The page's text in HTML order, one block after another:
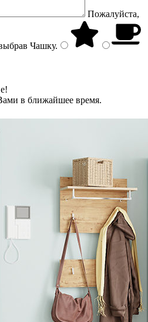
Пожалуйста,
Чашку.
в ближайшее время.